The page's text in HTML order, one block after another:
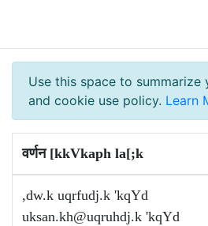
Use this space to summarize
and cookie use policy. Learn
वर्णन [kkVkaph la[;k
,dw.k uqrfudj.k 'kqYd
uksan.kh@uqruhdj.k 'kqYd